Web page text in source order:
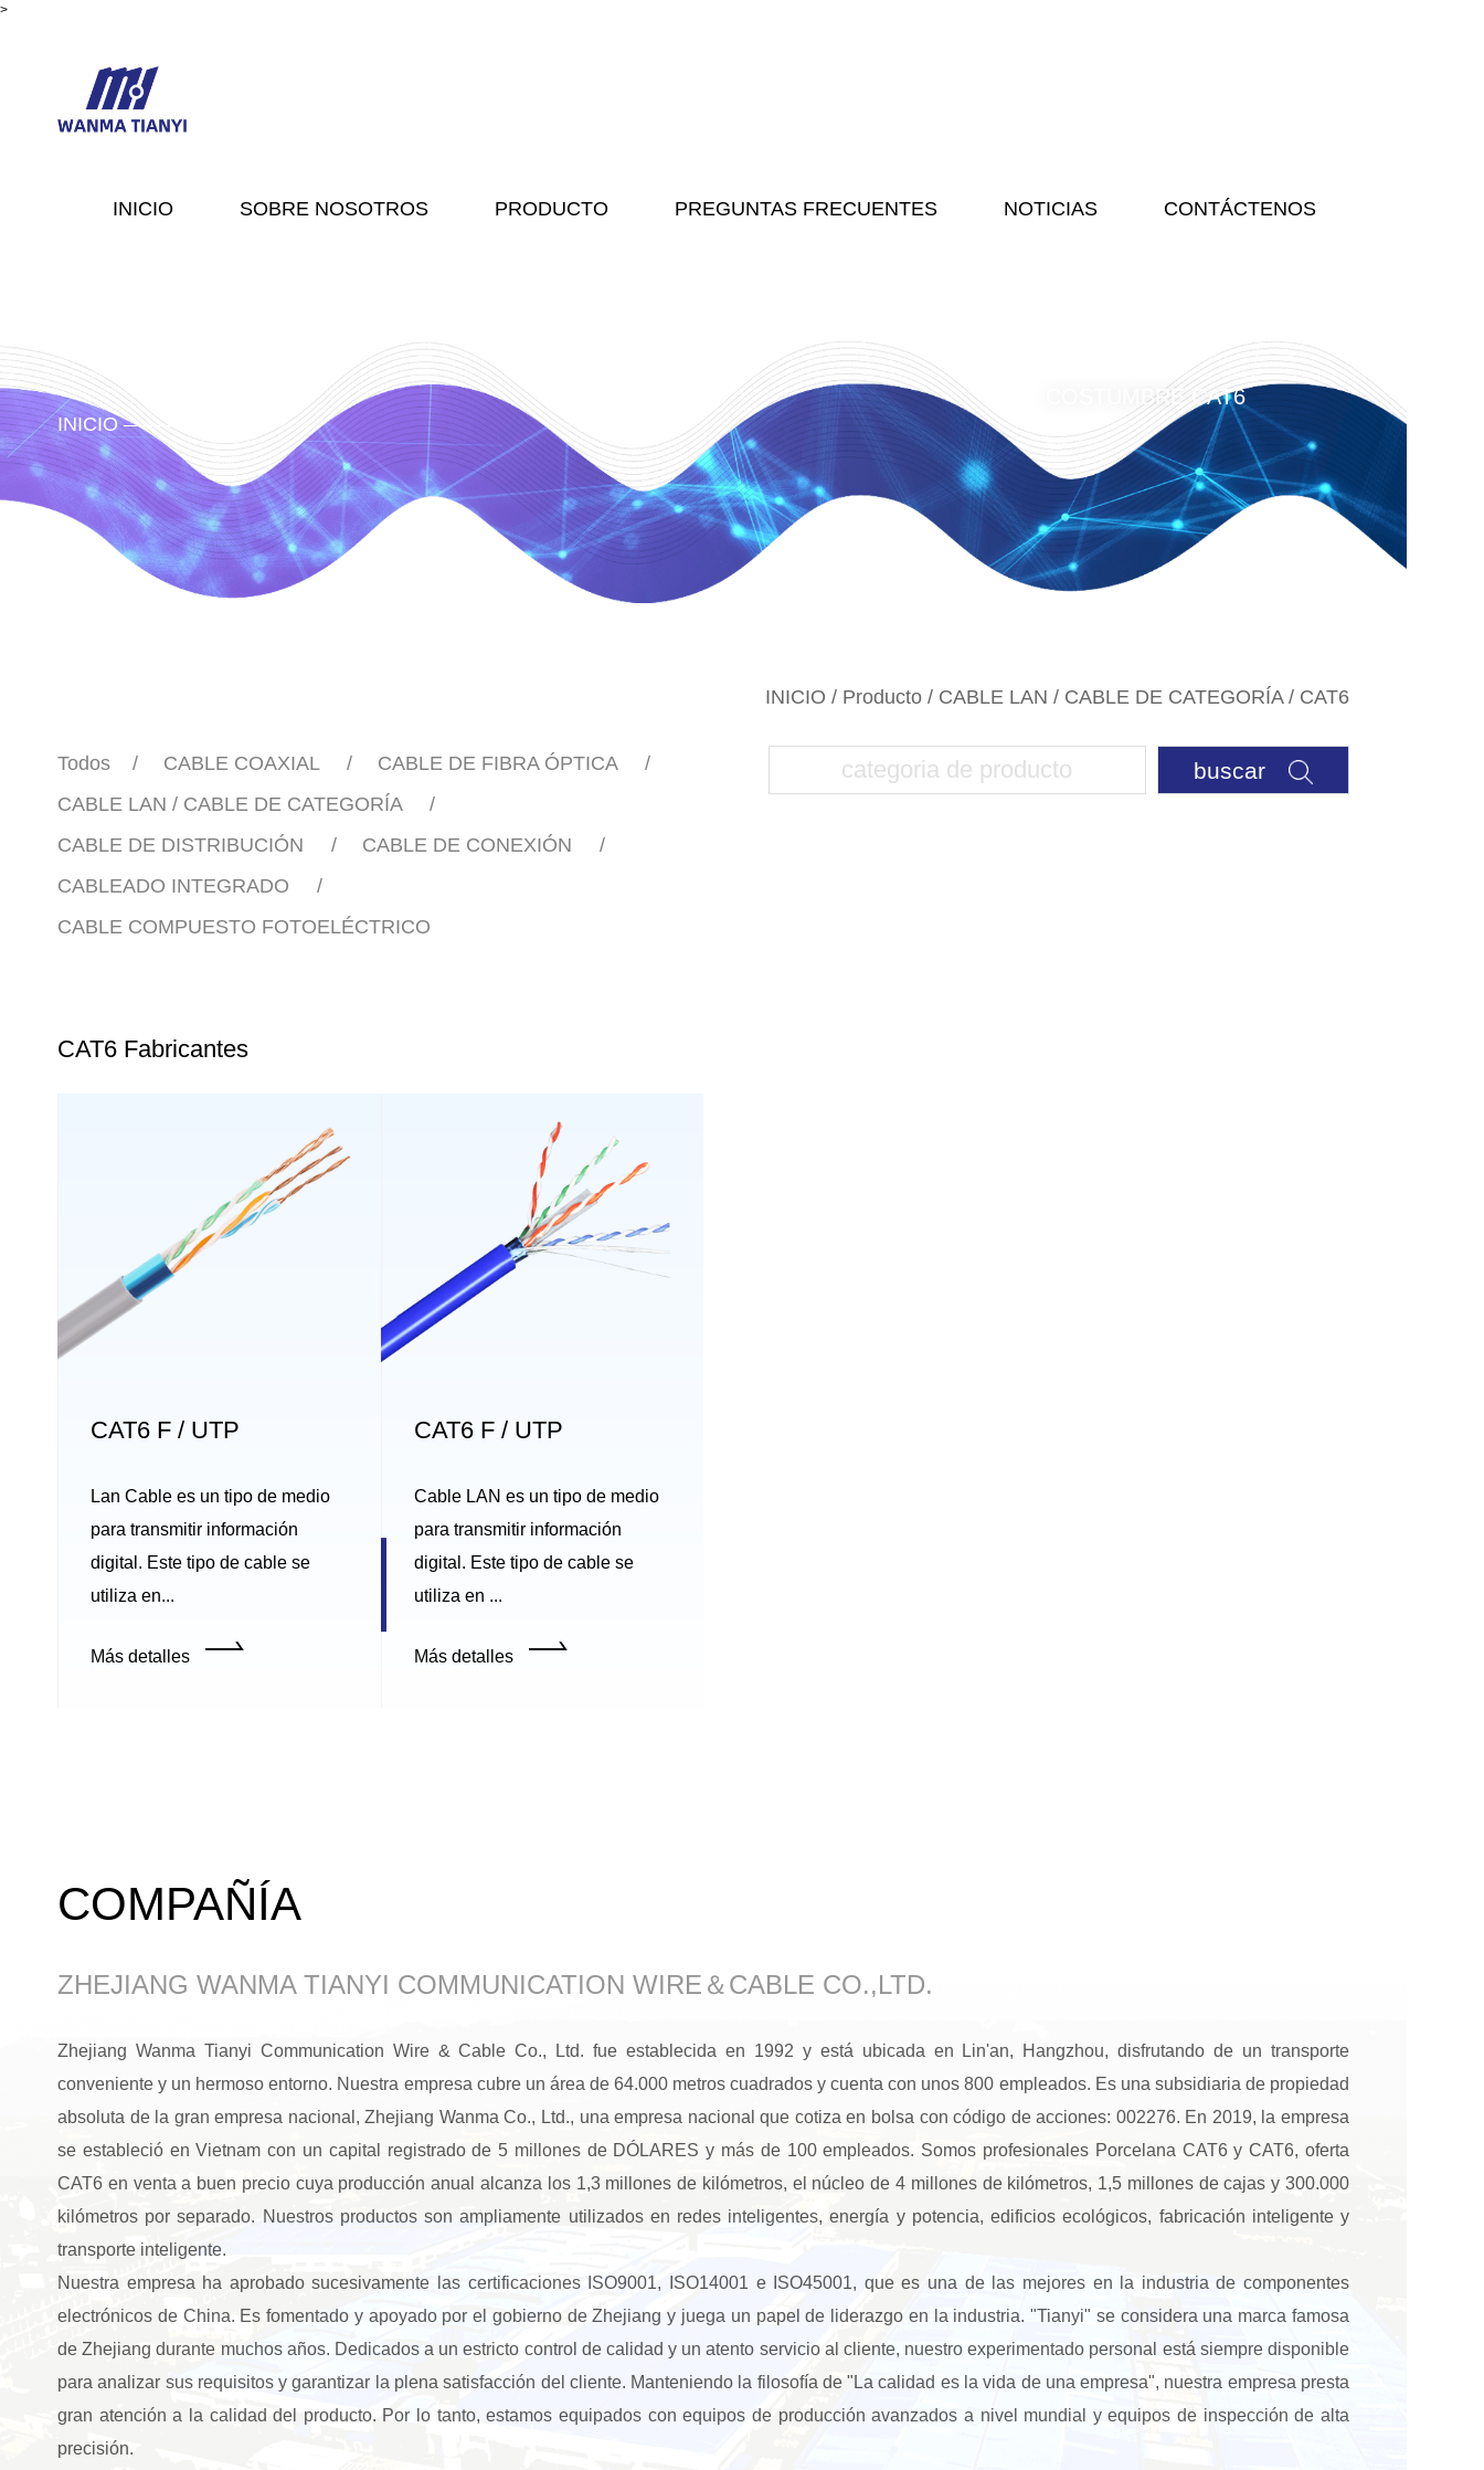
>
INICIO SOBRE NOSOTROS PRODUCTO PREGUNTAS FRECUENTES NOTICIAS CONTÁCTENOS
INICIO
COSTUMBRE CAT6
INICIO / Producto / CABLE LAN / CABLE DE CATEGORÍA/ CAT6
Todos CABLE COAXIAL
CABLE DE FIBRA ÓPTICA
CABLE LAN / CABLE DE CATEGORÍA
CABLE DE DISTRIBUCIÓN
CABLE DE CONEXIÓN
CABLEADO INTEGRADO
CABLE COMPUESTO FOTOELÉCTRICO
buscar
CAT6 Fabricantes
CAT6 F / UTP
Lan Cable es un tipo de medio
para transmitir información
digital. Este tipo de cable se
utiliza en...
Más detalles
CAT6 F / UTP
Cable LAN es un tipo de medio
para transmitir información
digital. Este tipo de cable se
utiliza en ...
Más detalles
COMPAÑÍA
ZHEJIANG WANMA TIANYI COMMUNICATION WIRE＆CABLE CO.,LTD.
Zhejiang Wanma Tianyi Communication Wire & Cable Co., Ltd. fue establecida en 1992 y está ubicada en Lin'an, Hangzhou, disfrutando de un transporte
conveniente y un hermoso entorno. Nuestra empresa cubre un área de 64.000 metros cuadrados y cuenta con unos 800 empleados. Es una subsidiaria de propiedad
absoluta de la gran empresa nacional, Zhejiang Wanma Co., Ltd., una empresa nacional que cotiza en bolsa con código de acciones: 002276. En 2019, la empresa
se estableció en Vietnam con un capital registrado de 5 millones de DÓLARES y más de 100 empleados. Somos profesionales Porcelana CAT6yCAT6, oferta
CAT6 en venta a buen precio cuya producción anual alcanza los 1,3 millones de kilómetros, el núcleo de 4 millones de kilómetros, 1,5 millones de cajas y 300.000
kilómetros por separado. Nuestros productos son ampliamente utilizados en redes inteligentes, energía y potencia, edificios ecológicos, fabricación inteligente y
transporte inteligente.
Nuestra empresa ha aprobado sucesivamente las certificaciones ISO9001, ISO14001 e ISO45001, que es una de las mejores en la industria de componentes
electrónicos de China. Es fomentado y apoyado por el gobierno de Zhejiang y juega un papel de liderazgo en la industria. "Tianyi" se considera una marca famosa
de Zhejiang durante muchos años. Dedicados a un estricto control de calidad y un atento servicio al cliente, nuestro experimentado personal está siempre disponible
para analizar sus requisitos y garantizar la plena satisfacción del cliente. Manteniendo la filosofía de "La calidad es la vida de una empresa", nuestra empresa presta
gran atención a la calidad del producto. Por lo tanto, estamos equipados con equipos de producción avanzados a nivel mundial y equipos de inspección de alta
precisión.